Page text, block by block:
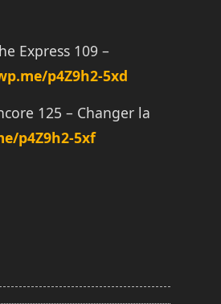
Express 109 –
p4Z9h2-5xd
125 – Changer la
p4Z9h2-5xf